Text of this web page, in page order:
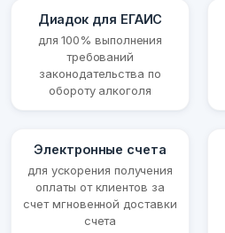
Диадок для ЕГАИС
для 100% выполнения
требований
законодательства по
обороту алкоголя
Электронные счета
для ускорения получения
оплаты от клиентов за
счет мгновенной доставки
счета